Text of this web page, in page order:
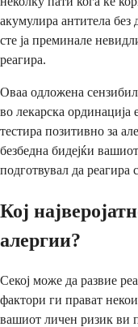
акумулира антитела
сте ја преминале
реагира.
Оваа одложена
во лекарска
тестира позитивно за
безбедна бидејќи
подготвувал да реагира
Кој
алергии?
Секој може да развие
фактори ги прават
вашиот личен ризик ви